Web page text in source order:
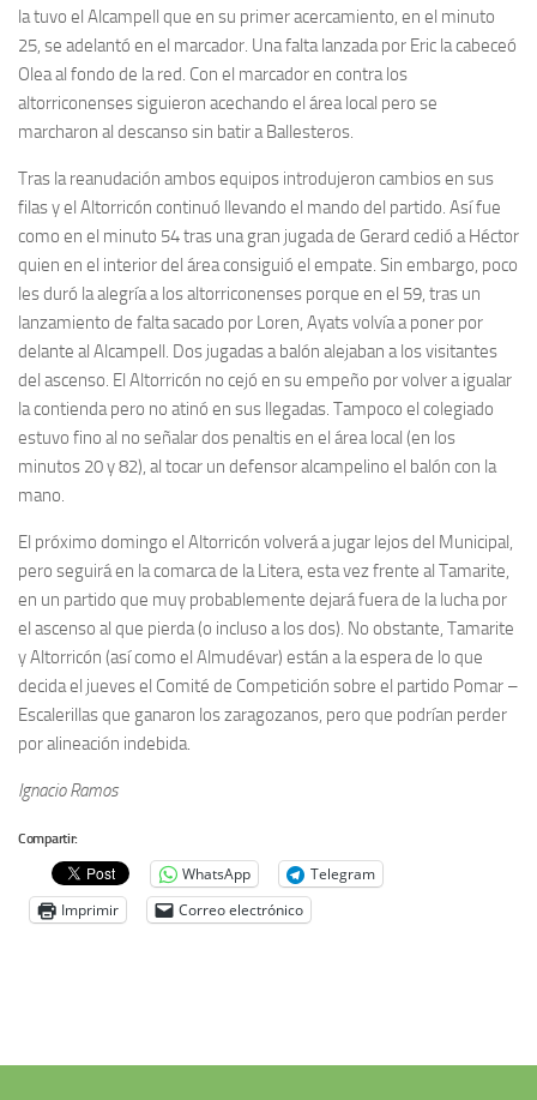
la tuvo el Alcampell que en su primer acercamiento, en el minuto
25, se adelantó en el marcador. Una falta lanzada por Eric la cabeceó
Olea al fondo de la red. Con el marcador en contra los
altorriconenses siguieron acechando el área local pero se
marcharon al descanso sin batir a Ballesteros.
Tras la reanudación ambos equipos introdujeron cambios en sus
filas y el Altorricón continuó llevando el mando del partido. Así fue
como en el minuto 54 tras una gran jugada de Gerard cedió a Héctor
quien en el interior del área consiguió el empate. Sin embargo, poco
les duró la alegría a los altorriconenses porque en el 59, tras un
lanzamiento de falta sacado por Loren, Ayats volvía a poner por
delante al Alcampell. Dos jugadas a balón alejaban a los visitantes
del ascenso. El Altorricón no cejó en su empeño por volver a igualar
la contienda pero no atinó en sus llegadas. Tampoco el colegiado
estuvo fino al no señalar dos penaltis en el área local (en los
minutos 20 y 82), al tocar un defensor alcampelino el balón con la
mano.
El próximo domingo el Altorricón volverá a jugar lejos del Municipal,
pero seguirá en la comarca de la Litera, esta vez frente al Tamarite,
en un partido que muy probablemente dejará fuera de la lucha por
el ascenso al que pierda (o incluso a los dos). No obstante, Tamarite
y Altorricón (así como el Almudévar) están a la espera de lo que
decida el jueves el Comité de Competición sobre el partido Pomar –
Escalerillas que ganaron los zaragozanos, pero que podrían perder
por alineación indebida.
Ignacio Ramos
Compartir:
WhatsApp
Telegram
Imprimir
Correo electrónico